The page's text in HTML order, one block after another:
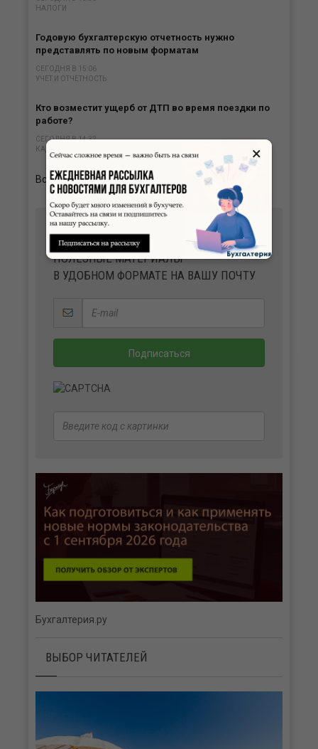
НАЛОГИ
Годовую бухгалтерскую отчетность нужно
представлять по новым форматам
СЕГОДНЯ В 15:06
УЧЕТ И ОТЧЕТНОСТЬ
Кто возместит ущерб от ДТП во время поездки по
работе?
СЕГОДНЯ В 14:32
КАДРЫ
Все новости
ПОЛУЧАЙТЕ ВАЖНЫЕ НОВОСТИ И
ПОЛЕЗНЫЕ МАТЕРИАЛЫ
В УДОБНОМ ФОРМАТЕ НА ВАШУ ПОЧТУ
Бухгалтерия.ру
ВЫБОР ЧИТАТЕЛЕЙ
×